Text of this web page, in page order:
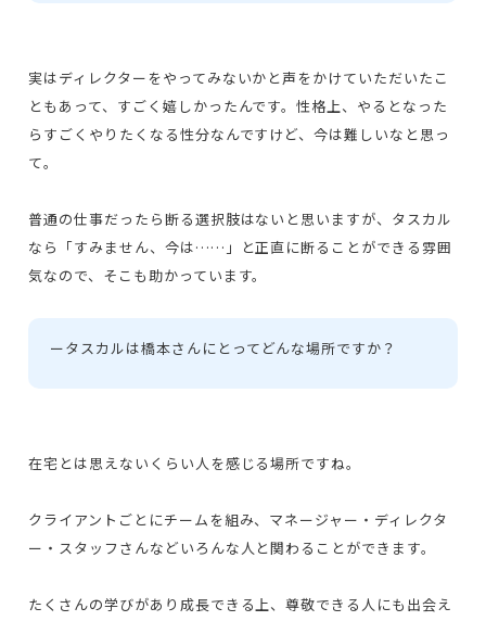
実はディレクターをやってみないかと声をかけていただいたこ
ともあって、すごく嬉しかったんです。性格上、やるとなった
らすごくやりたくなる性分なんですけど、今は難しいなと思っ
て。
普通の仕事だったら断る選択肢はないと思いますが、タスカル
なら「すみません、今は……」と正直に断ることができる雰囲
気なので、そこも助かっています。
ータスカルは橋本さんにとってどんな場所ですか？
在宅とは思えないくらい人を感じる場所ですね。
クライアントごとにチームを組み、マネージャー・ディレクタ
ー・スタッフさんなどいろんな人と関わることができます。
たくさんの学びがあり成長できる上、尊敬できる人にも出会え